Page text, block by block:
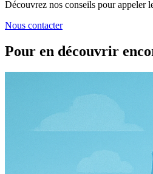
Découvrez nos conseils pour appeler
Nous contacter
Pour en découvrir